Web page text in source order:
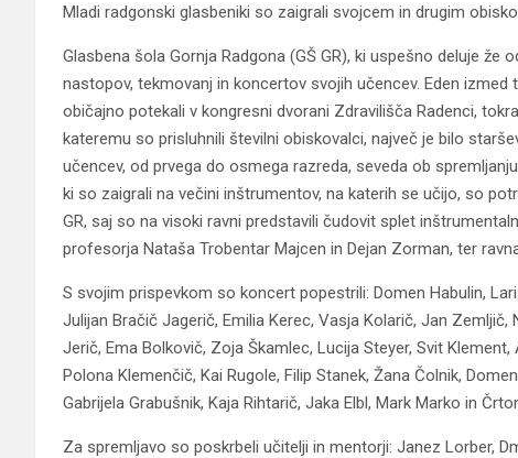
Mladi radgonski glasbeniki so zaigrali svojcem in drugim
Glasbena šola Gornja Radgona (GŠ GR), ki uspešno deluje
nastopov, tekmovanj in koncertov svojih učencev. Eden
običajno potekali v kongresni dvorani Zdravilišča Radenci,
kateremu so prisluhnili številni obiskovalci, največ je bilo
učencev, od prvega do osmega razreda, seveda ob
ki so zaigrali na večini inštrumentov, na katerih se učijo, so
GR, saj so na visoki ravni predstavili čudovit splet
profesorja Nataša Trobentar Majcen in Dejan Zorman, ter
S svojim prispevkom so koncert popestrili: Domen Habulin,
Julijan Bračič Jagerič, Emilia Kerec, Vasja Kolarič, Jan Zemljič,
Jerič, Ema Bolkovič, Zoja Škamlec, Lucija Steyer, Svit
Polona Klemenčič, Kai Rugole, Filip Stanek, Žana Čolnik,
Gabrijela Grabušnik, Kaja Rihtarič, Jaka Elbl, Mark Marko in
Za spremljavo so poskrbeli učitelji in mentorji: Janez Lorber,